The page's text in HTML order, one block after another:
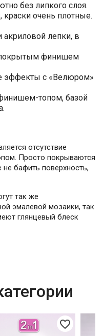
без липкого слоя.
очень плотные.
акриловой лепки, в
финишем
эффекты с «Велюром»
топом, базой
отсутствие
Просто покрываются
бафить поверхность,
так же
эмалевой мозаики, так
глянцевый блеск
favorite_border